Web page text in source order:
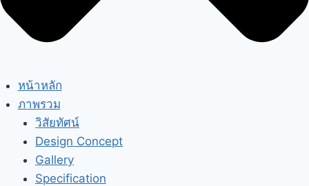
หน้าหลัก
ภาพรวม
วิสัยทัศน์
Design Concept
Gallery
Specification